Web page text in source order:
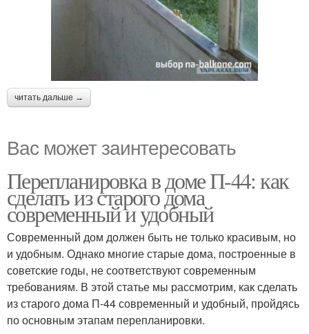
читать дальше →
Вас может заинтересовать
Перепланировка в доме П-44: как
сделать из старого дома
современный и удобный
Современный дом должен быть не только красивым, но
и удобным. Однако многие старые дома, построенные в
советские годы, не соответствуют современным
требованиям. В этой статье мы рассмотрим, как сделать
из старого дома П-44 современный и удобный, пройдясь
по основным этапам перепланировки.